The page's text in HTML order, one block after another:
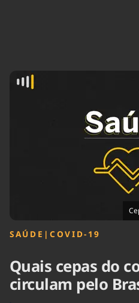
Agronegócios
Economia
Educação
Infraestrutura
Internacional
SAÚDE | COVID-19
Quais cepas do
circulam pelo